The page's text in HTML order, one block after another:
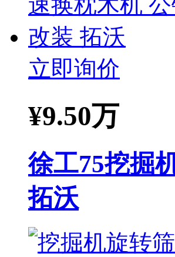
立即询价
¥9.50万
徐工75挖掘
拓沃